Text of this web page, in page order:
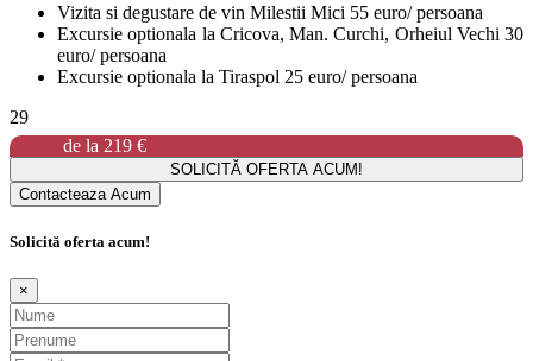
Vizita si degustare de vin Milestii Mici 55 euro/ persoana
Excursie optionala la Cricova, Man. Curchi, Orheiul Vechi 30
euro/ persoana
Excursie optionala la Tiraspol 25 euro/ persoana
29
de la 219 €
SOLICITĂ OFERTA ACUM!
Contacteaza Acum
Solicită oferta acum!
×